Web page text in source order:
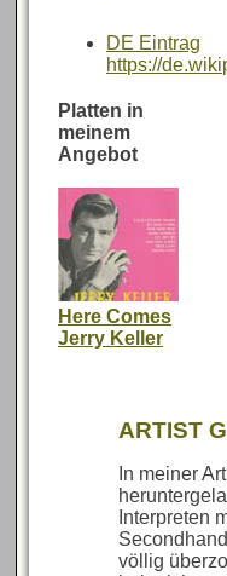
DE Eintrag
https://
Platten in
meinem
Angebot
Here Comes
Jerry Keller
ARTIST
In meiner
Interpreten
völlig